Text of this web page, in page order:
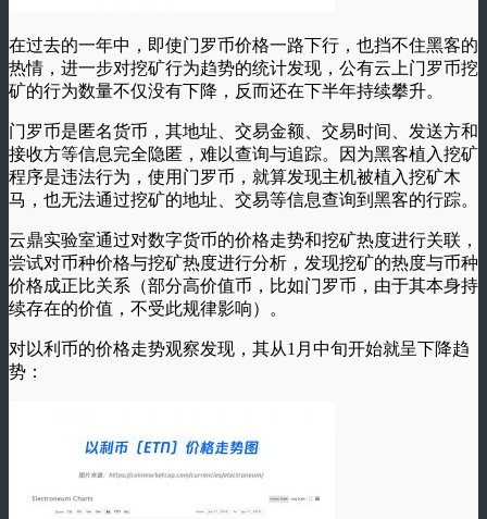
在过去的一年中，即使门罗币价格一路下行，也挡不住黑客的
热情，进一步对挖矿行为趋势的统计发现，公有云上门罗币挖
矿的行为数量不仅没有下降，反而还在下半年持续攀升。
门罗币是匿名货币，其地址、交易金额、交易时间、发送方和
接收方等信息完全隐匿，难以查询与追踪。因为黑客植入挖矿
程序是违法行为，使用门罗币，就算发现主机被植入挖矿木
马，也无法通过挖矿的地址、交易等信息查询到黑客的行踪。
云鼎实验室通过对数字货币的价格走势和挖矿热度进行关联，
尝试对币种价格与挖矿热度进行分析，发现挖矿的热度与币种
价格成正比关系（部分高价值币，比如门罗币，由于其本身持
续存在的价值，不受此规律影响）。
对以利币的价格走势观察发现，其从1月中旬开始就呈下降趋
势：